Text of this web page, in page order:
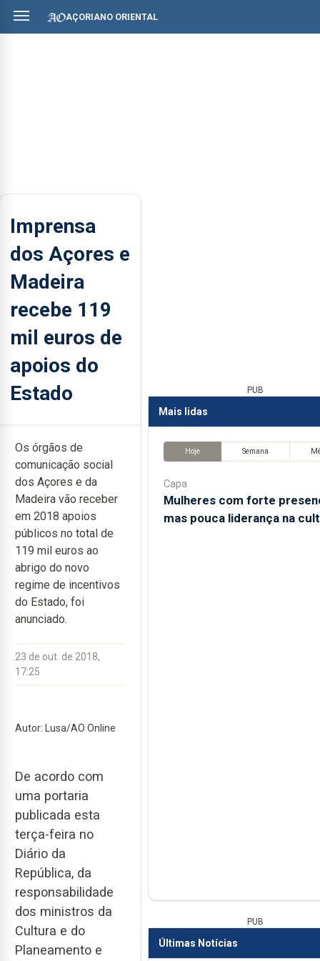
AÇORIANO ORIENTAL
Imprensa
dos Açores e
Madeira
recebe 119
mil euros de
apoios do
Estado
Os órgãos de
comunicação social
dos Açores e da
Madeira vão receber
em 2018 apoios
públicos no total de
119 mil euros ao
abrigo do novo
regime de incentivos
do Estado, foi
anunciado.
23 de out. de 2018,
17:25
Autor: Lusa/AO Online
De acordo com
uma portaria
publicada esta
terça-feira no
Diário da
República, da
responsabilidade
dos ministros da
Cultura e do
Planeamento e
PUB
Mais lidas
Hoje Semana
Capa
Mulheres com forte
mas pouca liderança na
PUB
Últimas Notícias